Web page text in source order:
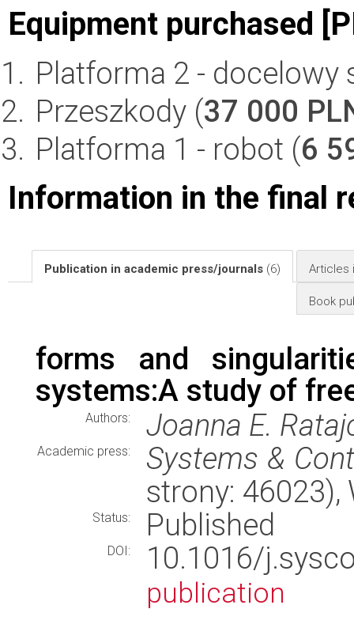
Equipment purchased
Platforma 2 - docelowy
Przeszkody (37 000
Platforma 1 - robot (6
Information in the final
Publication in academic press/journals (6) Articles
Book
forms and
systems:A study of
Authors: Joanna E.
Academic press:
Systems &
strony:
Status: Published
DOI: 10.1016/
publication